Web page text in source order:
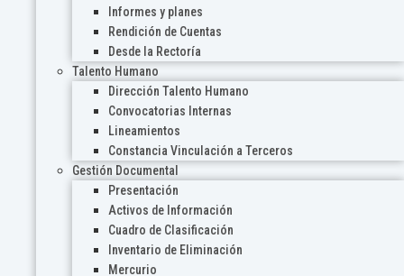
Informes y planes
Rendición de Cuentas
Desde la Rectoría
Talento Humano
Dirección Talento Humano
Convocatorias Internas
Lineamientos
Constancia Vinculación a Terceros
Gestión Documental
Presentación
Activos de Información
Cuadro de Clasificación
Inventario de Eliminación
Mercurio